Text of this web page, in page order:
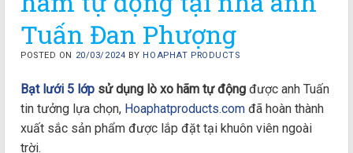
Tuấn Đan Phượng
POSTED ON 20/03/2024 BY HOAPHAT PRODUCTS
Bạt lưới 5 lớp sử dụng lò xo hãm tự động được anh Tuấn
tin tưởng lựa chọn, Hoaphatproducts.com đã hoàn thành
xuất sắc sản phẩm được lắp đặt tại khuôn viên ngoài
trời.